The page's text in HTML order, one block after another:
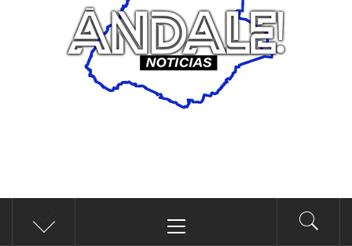
ÁNDALE NOTICIAS
Noticias
principal